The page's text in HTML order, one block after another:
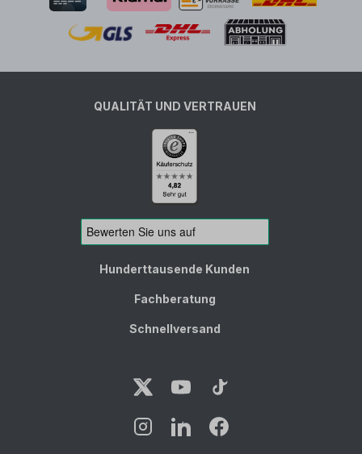
QUALITÄT UND VERTRAUEN
Hunderttausende Kunden
Fachberatung
Schnellversand